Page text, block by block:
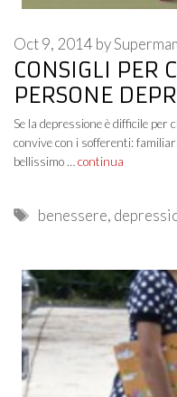
CONSIGLI PER
PERSONE
Oct 9, 2014 by
Se la depressione è difficile
convive con i sofferenti:
bellissimo …continua
Tags
benessere,